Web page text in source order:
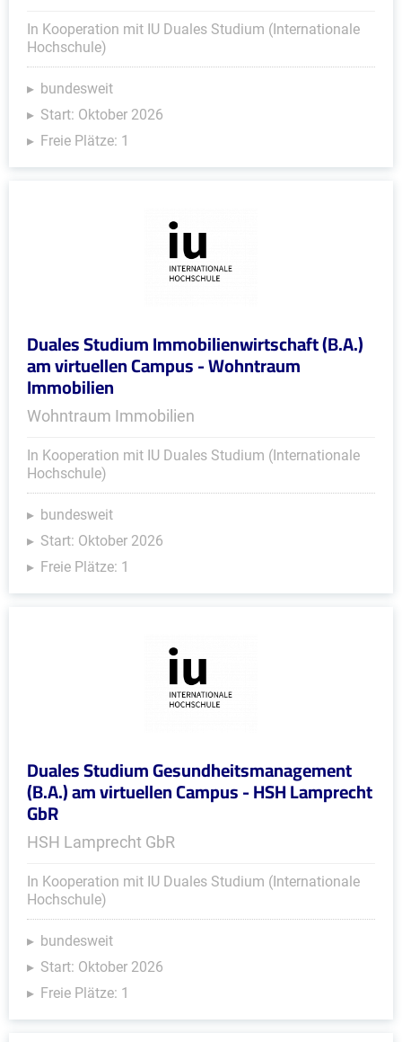
In Kooperation mit IU Duales Studium (Internationale
Hochschule)
bundesweit
Start: Oktober 2026
Freie Plätze: 1
Duales Studium Immobilienwirtschaft (B.A.)
am virtuellen Campus - Wohntraum
Immobilien
Wohntraum Immobilien
In Kooperation mit IU Duales Studium (Internationale
Hochschule)
bundesweit
Start: Oktober 2026
Freie Plätze: 1
Duales Studium Gesundheitsmanagement
(B.A.) am virtuellen Campus - HSH Lamprecht
GbR
HSH Lamprecht GbR
In Kooperation mit IU Duales Studium (Internationale
Hochschule)
bundesweit
Start: Oktober 2026
Freie Plätze: 1